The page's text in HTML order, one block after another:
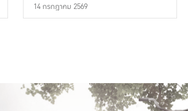
14 กรกฎาคม 2569